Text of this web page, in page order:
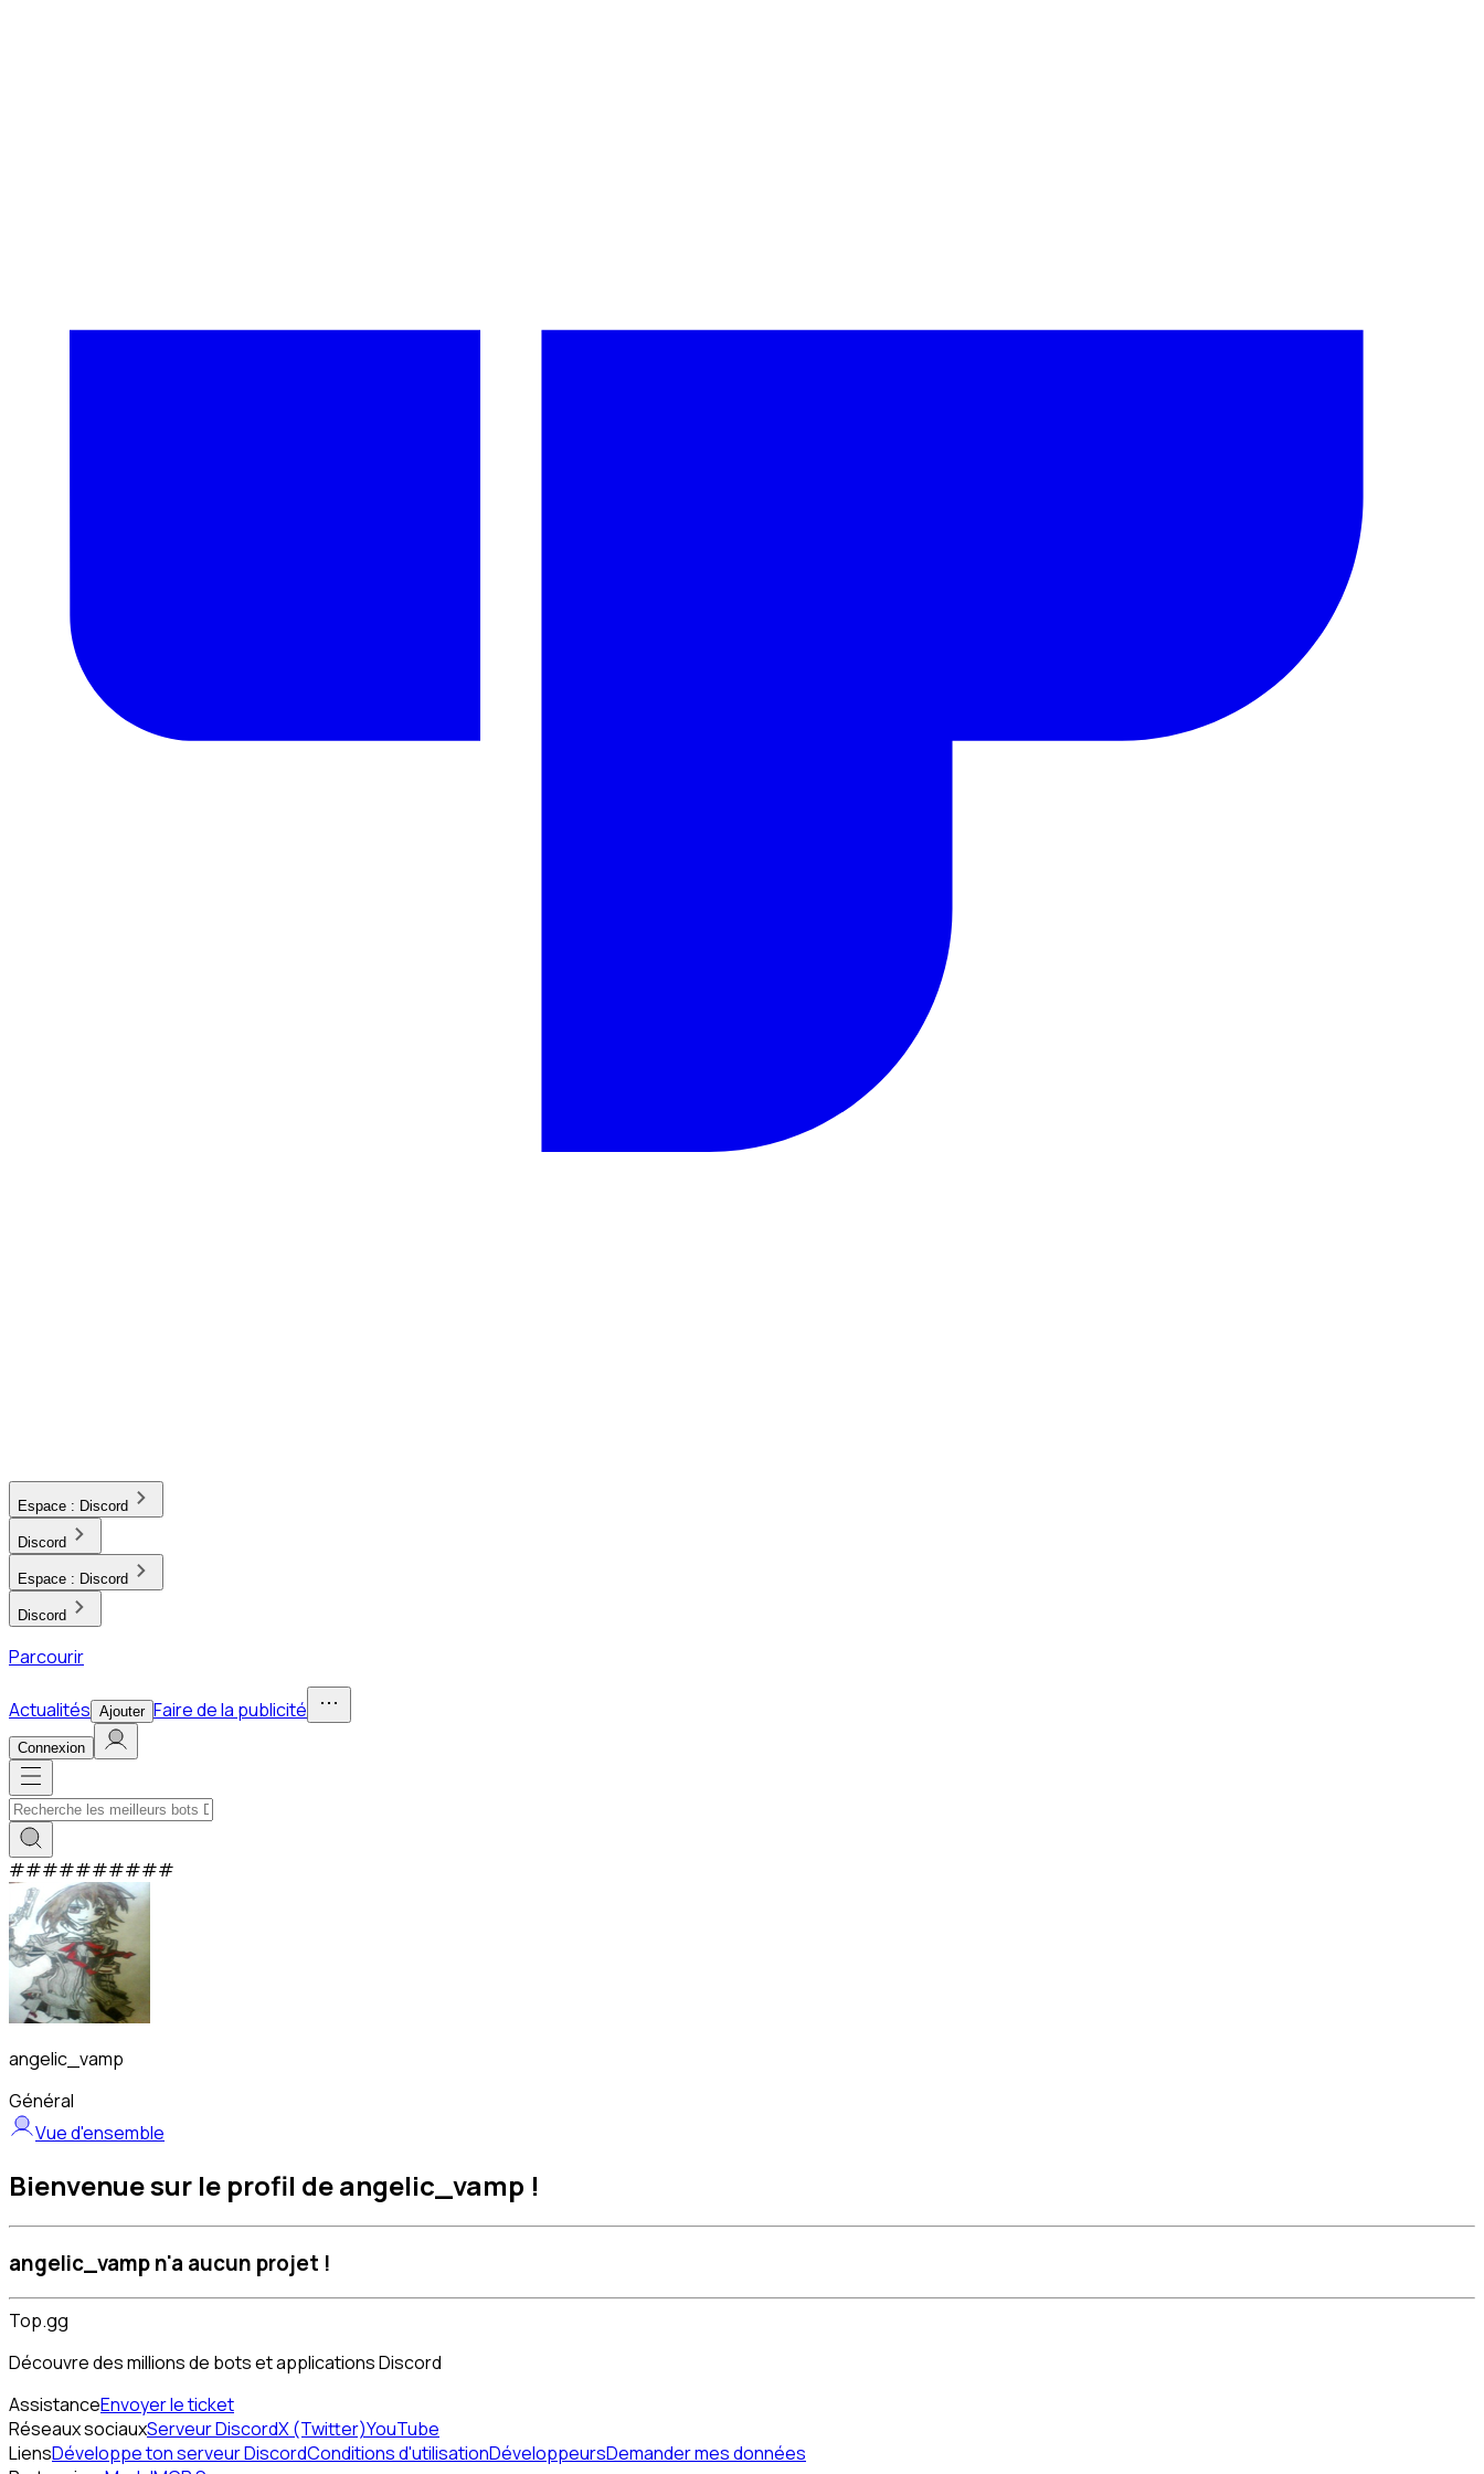
Espace : Discord
Discord
Espace : Discord
Discord
Parcourir
Actualités Ajouter Faire de la publicité
Connexion
##########
angelic_vamp
Général
Vue d'ensemble
Bienvenue sur le profil de angelic_vamp !
angelic_vamp n'a aucun projet !
Top.gg
Découvre des millions de bots et applications Discord
AssistanceEnvoyer le ticket
Réseaux sociauxServeur DiscordX (Twitter)YouTube
LiensDéveloppe ton serveur DiscordConditions d'utilisationDéveloppeursDemander mes données